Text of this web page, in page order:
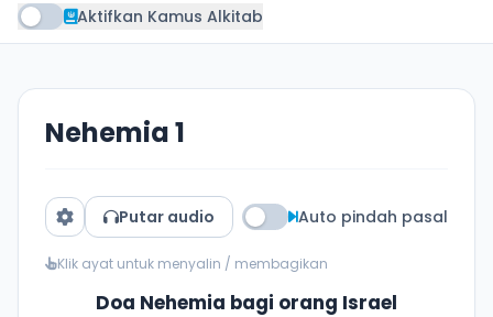
Aktifkan Kamus Alkitab
Nehemia 1
Putar audio Auto pindah pasal
Klik ayat untuk menyalin / membagikan
Doa Nehemia bagi orang Israel